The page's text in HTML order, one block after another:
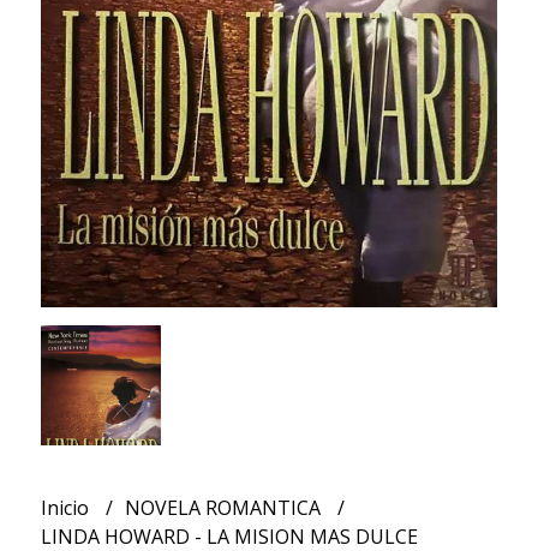
Inicio
NOVELA ROMANTICA
LINDA HOWARD - LA MISION MAS DULCE